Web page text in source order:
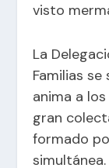
visto
La
Familias
anima a
gran
formado